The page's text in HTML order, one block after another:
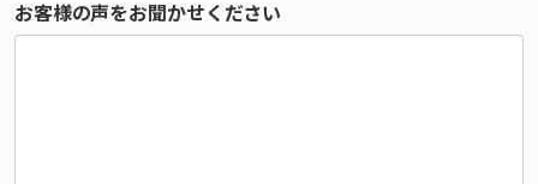
お客様の声をお聞かせください